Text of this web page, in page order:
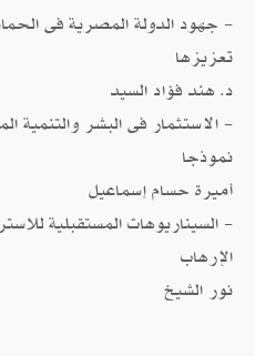
- جهود الدولة المصرية فى
تعزيزها
د. هند فؤاد
- الاستثمار فى البشر والتنمية
نموذجا
أميرة حسام
- السيناريوهات المستقبلية
الإرهاب
نور الشيخ